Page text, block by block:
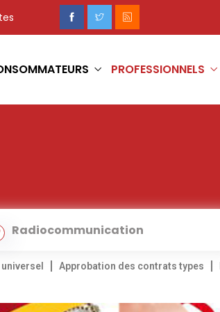
PROFESSIONNELS
Radiocommunication
Approbation des contrats types